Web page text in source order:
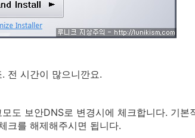
전 시간이 많으니깐요.
도 보안DNS로 변경시에 체크합니다. 기본
크를 해제해주시면 됩니다.